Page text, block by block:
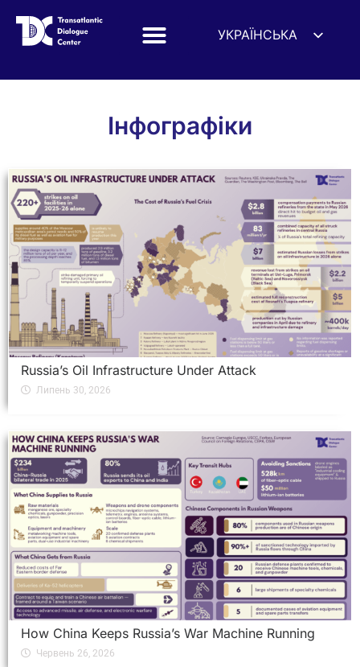
УКРАЇНСЬКА
DEUTSCH
简体中文
العربية
ITALIANO
Інфографіки
Інфографіки
Russia’s Oil Infrastructure Under Attack
Липень 30, 2026
How China Keeps Russia’s War Machine Running
Червень 26, 2026